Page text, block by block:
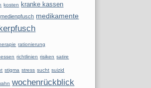
kosten kranke kassen
medienpfusch medikamente
rationierung
richtlinien risiken satire
stigma stress sucht suizid
wochenrückblick